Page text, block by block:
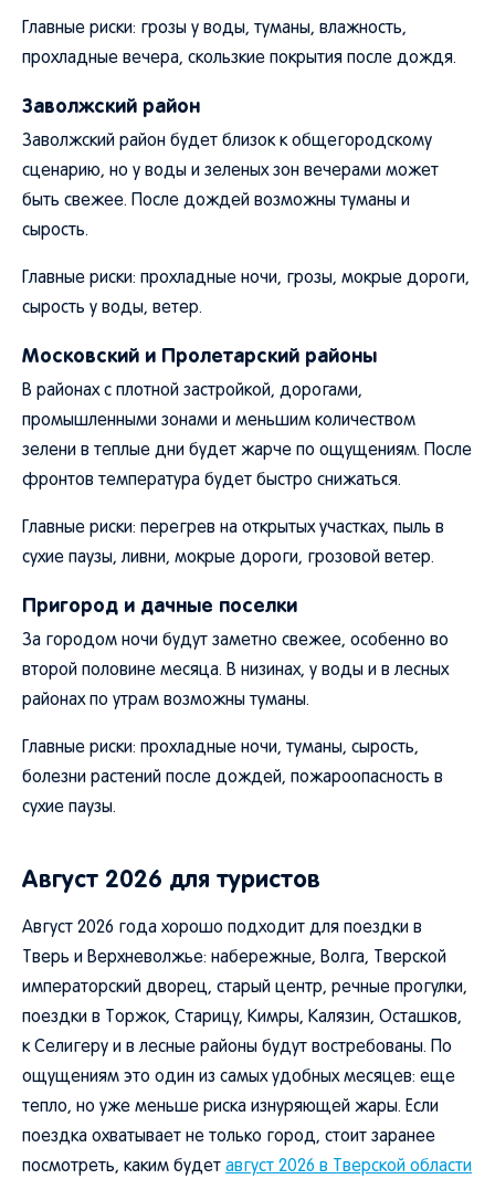
Главные риски: грозы у воды, туманы, влажность,
прохладные вечера, скользкие покрытия после дождя.
Заволжский район
Заволжский район будет близок к общегородскому
сценарию, но у воды и зеленых зон вечерами может
быть свежее. После дождей возможны туманы и
сырость.
Главные риски: прохладные ночи, грозы, мокрые дороги,
сырость у воды, ветер.
Московский и Пролетарский районы
В районах с плотной застройкой, дорогами,
промышленными зонами и меньшим количеством
зелени в теплые дни будет жарче по ощущениям. После
фронтов температура будет быстро снижаться.
Главные риски: перегрев на открытых участках, пыль в
сухие паузы, ливни, мокрые дороги, грозовой ветер.
Пригород и дачные поселки
За городом ночи будут заметно свежее, особенно во
второй половине месяца. В низинах, у воды и в лесных
районах по утрам возможны туманы.
Главные риски: прохладные ночи, туманы, сырость,
болезни растений после дождей, пожароопасность в
сухие паузы.
Август 2026 для туристов
Август 2026 года хорошо подходит для поездки в
Тверь и Верхневолжье: набережные, Волга, Тверской
императорский дворец, старый центр, речные прогулки,
поездки в Торжок, Старицу, Кимры, Калязин, Осташков,
к Селигеру и в лесные районы будут востребованы. По
ощущениям это один из самых удобных месяцев: еще
тепло, но уже меньше риска изнуряющей жары. Если
поездка охватывает не только город, стоит заранее
посмотреть, каким будет август 2026 в Тверской области